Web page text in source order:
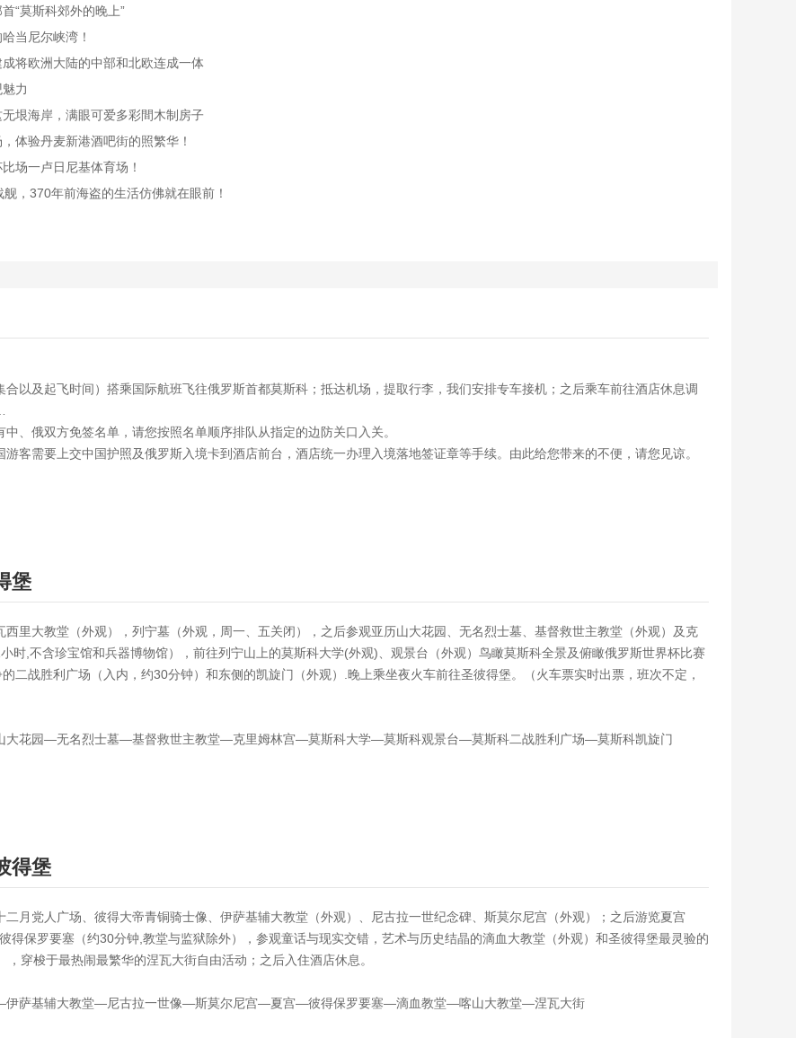
“莫斯科郊外的晚上”
当尼尔峡湾！
将欧洲大陆的中部和北欧连成一体
力
垠海岸，满眼可爱多彩間木制房子
体验丹麦新港酒吧街的照繁华！
场一卢日尼基体育场！
，370年前海盗的生活仿佛就在眼前！
以及起飞时间）搭乘国际航班飞往俄罗斯首都莫斯科；抵达机场，提取行李，我们安排专车接机；之后乘车前往酒店休息调
、俄双方免签名单，请您按照名单顺序排队从指定的边防关口入关。
客需要上交中国护照及俄罗斯入境卡到酒店前台，酒店统一办理入境落地签证章等手续。由此给您带来的不便，请您见谅。
堡
里大教堂（外观），列宁墓（外观，周一、五关闭），之后参观亚历山大花园、无名烈士墓、基督救世主教堂（外观）及克
时,不含珍宝馆和兵器博物馆），前往列宁山上的莫斯科大学(外观)、观景台（外观）鸟瞰莫斯科全景及俯瞰俄罗斯世界杯比赛
二战胜利广场（入内，约30分钟）和东侧的凯旋门（外观）.晚上乘坐夜火车前往圣彼得堡。（火车票实时出票，班次不定，
花园—无名烈士墓—基督救世主教堂—克里姆林宫—莫斯科大学—莫斯科观景台—莫斯科二战胜利广场—莫斯科凯旋门
得堡
月党人广场、彼得大帝青铜骑士像、伊萨基辅大教堂（外观）、尼古拉一世纪念碑、斯莫尔尼宫（外观）；之后游览夏宫
得保罗要塞（约30分钟,教堂与监狱除外），参观童话与现实交错，艺术与历史结晶的滴血大教堂（外观）和圣彼得堡最灵验的
穿梭于最热闹最繁华的涅瓦大街自由活动；之后入住酒店休息。
伊萨基辅大教堂—尼古拉一世像—斯莫尔尼宫—夏宫—彼得保罗要塞—滴血教堂—喀山大教堂—涅瓦大街